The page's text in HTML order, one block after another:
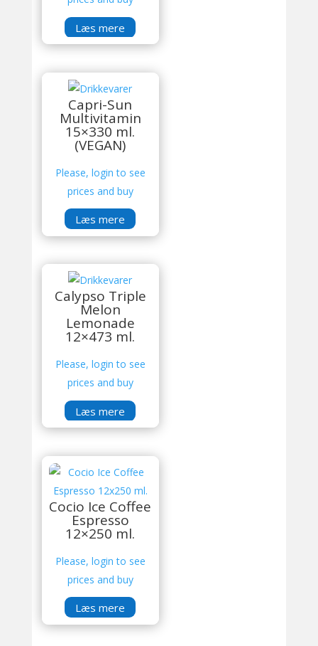
Læs mere
Capri-Sun
Multivitamin
15×330 ml.
(VEGAN)
Please, login to see
prices and buy
Læs mere
Calypso Triple
Melon
Lemonade
12×473 ml.
Please, login to see
prices and buy
Læs mere
Cocio Ice Coffee
Espresso
12×250 ml.
Please, login to see
prices and buy
Læs mere